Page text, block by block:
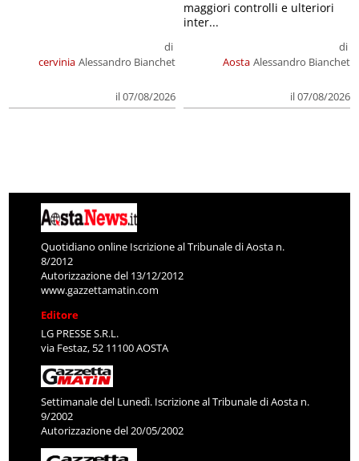
cervinia
di
Alessandro Bianchet
il 07/08/2026
Aosta
di
Alessandro Bianchet
il 07/08/2026
maggiori controlli e ulteriori
inter...
Quotidiano online Iscrizione al Tribunale di Aosta n.
8/2012
Autorizzazione del 13/12/2012
www.gazzettamatin.com
Editore
LG PRESSE S.R.L.
via Festaz, 52 11100 AOSTA
Settimanale del Lunedì. Iscrizione al Tribunale di Aosta n.
9/2002
Autorizzazione del 20/05/2002